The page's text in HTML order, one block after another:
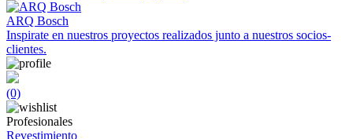
ARQ Bosch
Inspirate en nuestros proyectos realizados junto a nuestros socios-
clientes.
(0)
Profesionales
Revestimiento